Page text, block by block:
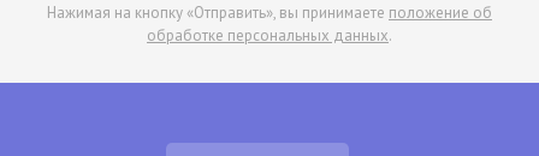
Нажимая на кнопку «Отправить», вы принимаете положение об
обработке персональных данных.